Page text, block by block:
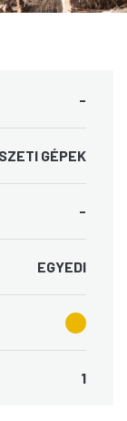
-
GÉPEK
-
EGYEDI
1